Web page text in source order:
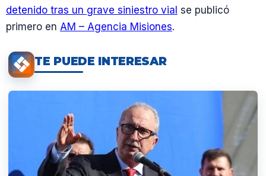
detenido tras un grave siniestro vial se publicó
primero en AM – Agencia Misiones.
TE PUEDE INTERESAR